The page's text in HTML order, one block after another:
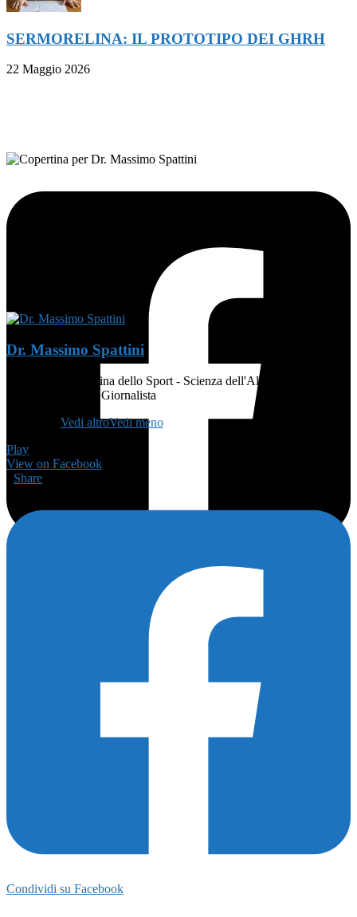
SERMORELINA: IL PROTOTIPO DEI GHRH
22 Maggio 2026
Dr. Massimo Spattini
MEDICO - Medicina dello Sport - Scienza dell'Alimentazione e
Dietetica - Atleta - Giornalista
Vedi altroVedi meno
Play
View on Facebook
Share
Condividi su Facebook